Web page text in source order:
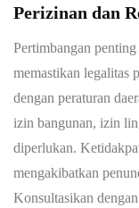
Perizinan dan
Pertimbangan
memastikan legalitas
dengan peraturan
izin bangunan, izin
diperlukan.
mengakibatkan
Konsultasikan